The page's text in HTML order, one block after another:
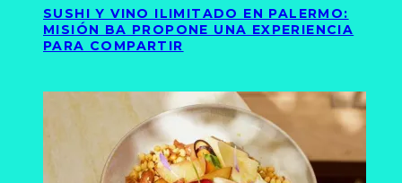
SUSHI Y VINO ILIMITADO EN PALERMO:
MISIÓN BA PROPONE UNA EXPERIENCIA
PARA COMPARTIR